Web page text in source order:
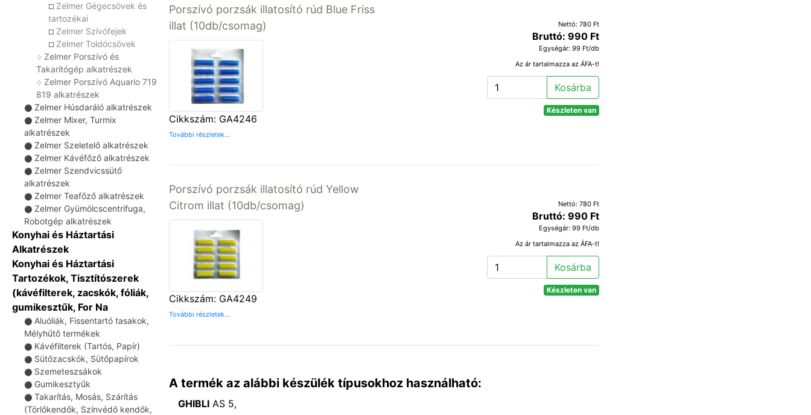
☐ Zelmer Gégecsövek és
tartozékai
☐ Zelmer Szívófejek
☐ Zelmer Toldócsövek
♢ Zelmer Porszívó és
Takarítógép alkatrészek
♢ Zelmer Porszívó Aquario 719
819 alkatrészek
⚫ Zelmer Húsdaráló alkatrészek
⚫ Zelmer Mixer, Turmix
alkatrészek
⚫ Zelmer Szeletelő alkatrészek
⚫ Zelmer Kávéfőző alkatrészek
⚫ Zelmer Szendvicssütő
alkatrészek
⚫ Zelmer Teafőző alkatrészek
⚫ Zelmer Gyümölcscentrifuga,
Robotgép alkatrészek
Konyhai és Háztartási
Alkatrészek
Konyhai és Háztartási
Tartozékok, Tisztítószerek
(kávéfilterek, zacskók, fóliák,
gumikesztűk, For Na
⚫ Aluóliák, Fissentartó tasakok,
Mélyhűtő termékek
⚫ Kávéfilterek (Tartós, Papír)
⚫ Sütőzacskók, Sütőpapírok
⚫ Szemeteszsákok
⚫ Gumikesztyűk
⚫ Takarítás, Mosás, Szárítás
(Törlőkendők, Színvédő kendők,
Porszívó porzsák illatosító rúd Blue Friss
illat (10db/csomag)
Cikkszám: GA4246
További részletek...
Nettó: 780 Ft
Bruttó: 990 Ft
Egységár: 99 Ft/db
Az ár tartalmazza az ÁFA-t!
Kosárba
Készleten van
Porszívó porzsák illatosító rúd Yellow
Citrom illat (10db/csomag)
Cikkszám: GA4249
További részletek...
Nettó: 780 Ft
Bruttó: 990 Ft
Egységár: 99 Ft/db
Az ár tartalmazza az ÁFA-t!
Kosárba
Készleten van
A termék az alábbi készülék típusokhoz használható:
GHIBLI AS 5,